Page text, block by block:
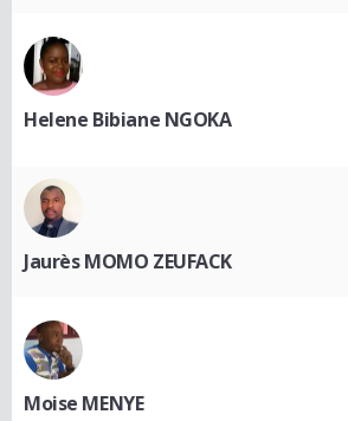
Helene Bibiane NGOKA
Jaurès MOMO ZEUFACK
Moise MENYE